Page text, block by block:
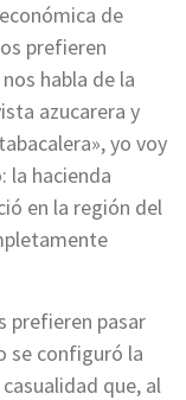
de
prefieren
habla de la
azucarera y
yo voy
la hacienda
en la región del
prefieren pasar
se configuró la
que, al